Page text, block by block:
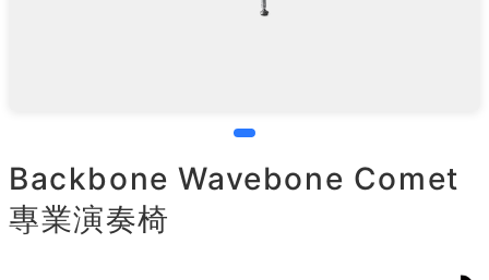
Backbone Wavebone Comet
專業演奏椅